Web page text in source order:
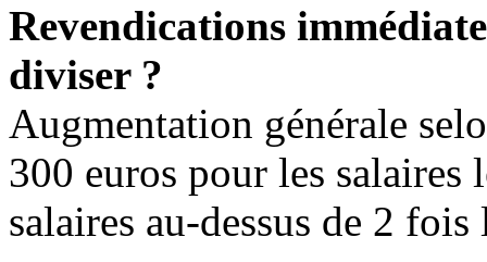
Revendications
diviser ?
Augmentation générale
300 euros pour les salaires
salaires au-dessus de 2